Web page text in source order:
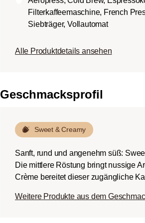
Körper.
Dunkle Röstung
Bitterstoffen bei
Filterkaffeemaschine, French
Siebträger, Vollautomat
Alle Produktdetails ansehen
Geschmacksprofil
Sweet & Creamy
Sanft, rund und angenehm süß:
Die mittlere Röstung bringt nussige
Crème bereitet dieser zugängliche
Weitere Produkte aus dem